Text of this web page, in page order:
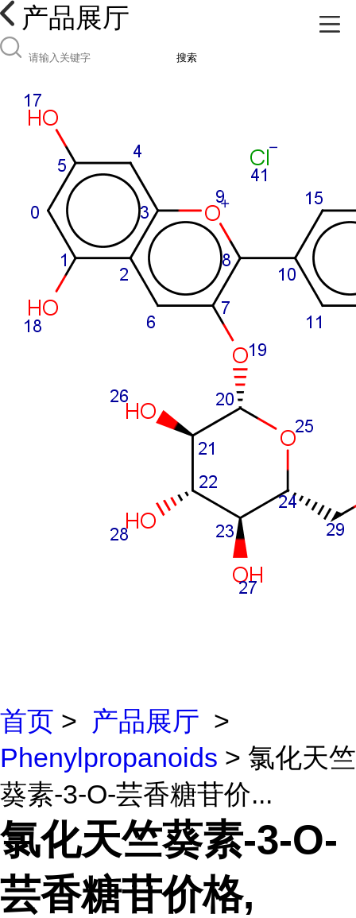
产品展厅
搜索
首页 > 产品展厅 >
Phenylpropanoids > 氯化天竺
葵素-3-O-芸香糖苷价...
氯化天竺葵素-3-O-
芸香糖苷价格,